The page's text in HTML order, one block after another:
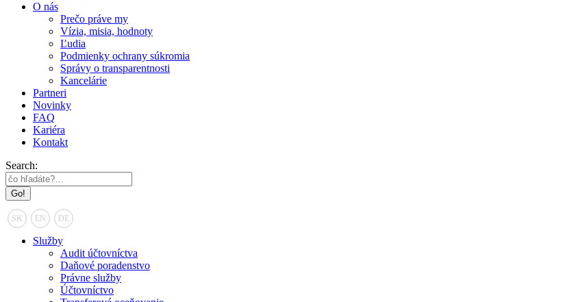
O nás
Prečo práve my
Vízia, misia, hodnoty
Ľudia
Podmienky ochrany súkromia
Správy o transparentnosti
Kancelárie
Partneri
Novinky
FAQ
Kariéra
Kontakt
Search:
SK EN DE
Služby
Audit účtovníctva
Daňové poradenstvo
Právne služby
Účtovníctvo